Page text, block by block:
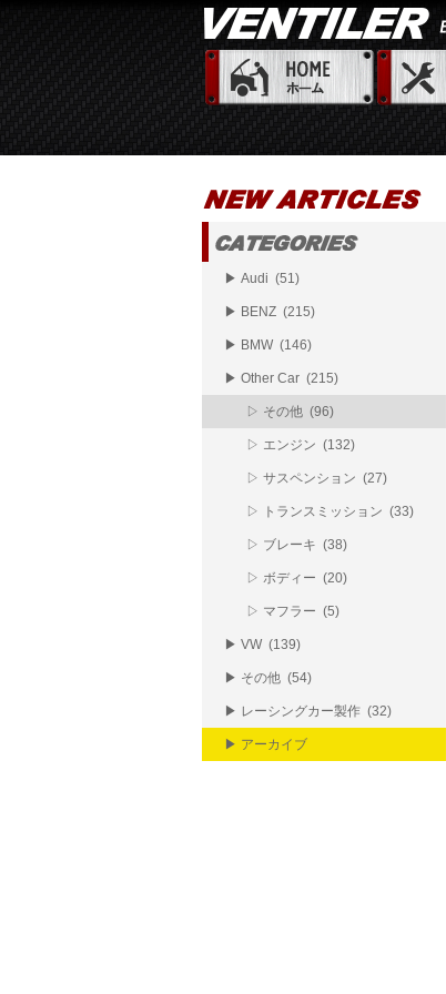
▶ Audi (51)
▶ BENZ (215)
▶ BMW (146)
▶ Other Car (215)
▷ その他 (96)
▷ エンジン (132)
▷ サスペンション (27)
▷ トランスミッション (33)
▷ ブレーキ (38)
▷ ボディー (20)
▷ マフラー (5)
▶ VW (139)
▶ その他 (54)
▶ レーシングカー製作 (32)
▶ アーカイブ